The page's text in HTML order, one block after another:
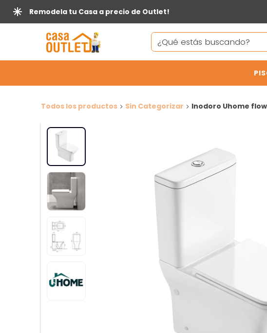
Remodela tu Casa a precio de Outlet!
Todos los productos Sin Categorizar Inodoro Uhome